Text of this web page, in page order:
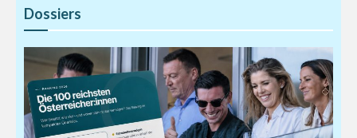
Dossiers